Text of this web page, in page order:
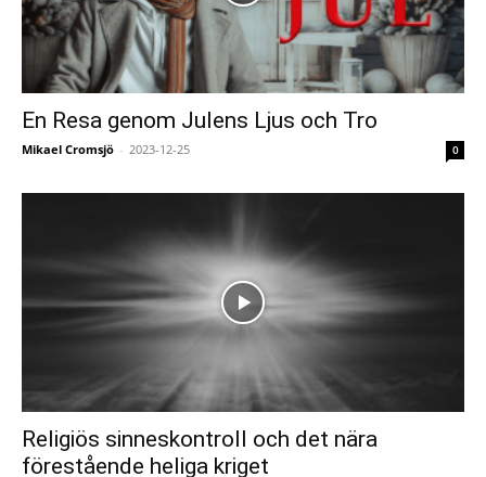
En Resa genom Julens Ljus och Tro
Mikael Cromsjö - 2023-12-25 0
Religiös sinneskontroll och det nära
förestående heliga kriget